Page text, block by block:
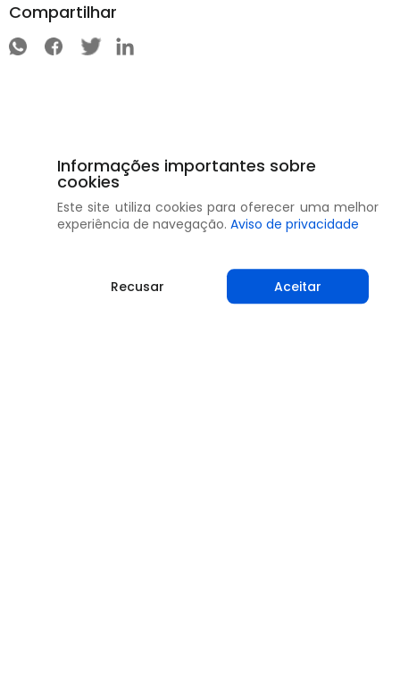
Compartilhar
Informações importantes sobre
cookies
Este site utiliza cookies para oferecer uma melhor
experiência de navegação. Aviso de privacidade
Recusar Aceitar